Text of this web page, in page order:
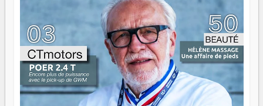
ont la force, les vieux ont l'expérience, comme on dit. Ce
n'est pas un combat de générations — c'est une question
d'équipage. Partagez vos réussites, mais aussi vos échecs.
Surtout vos échecs, d'ailleurs — ils enseignent mieux que
n'importe quel manuel. À Madagascar, la barque avance.
Il faut juste s'assurer que tout le monde rame dans le
même sens.